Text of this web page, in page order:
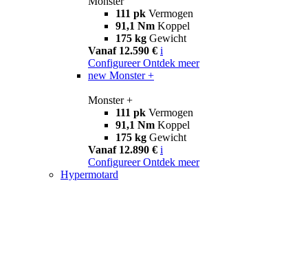
111 pk Vermogen
91,1 Nm Koppel
175 kg Gewicht
Vanaf 12.590 € i
Configureer Ontdek meer
new Monster +
Monster +
111 pk Vermogen
91,1 Nm Koppel
175 kg Gewicht
Vanaf 12.890 € i
Configureer Ontdek meer
Hypermotard